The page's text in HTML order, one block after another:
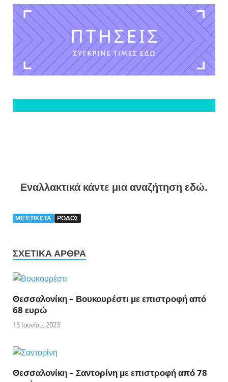
Εναλλακτικά κάντε μια αναζήτηση εδώ.
ΜΕ ΕΤΙΚΈΤΑ ΡΟΔΟΣ
ΣΧΕΤΙΚΆ ΆΡΘΡΑ
Θεσσαλονίκη – Βουκουρέστι με επιστροφή από
68 ευρώ
15 Ιουνίου, 2023
Θεσσαλονίκη – Σαντορίνη με επιστροφή από 78